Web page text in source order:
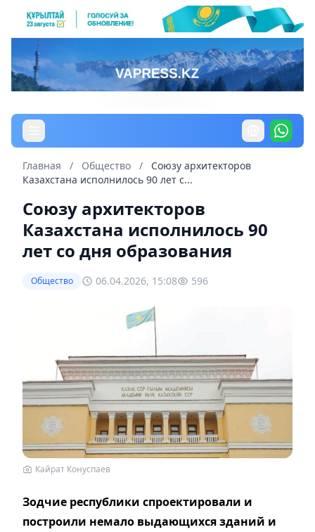
Главная / Общество /
Союзу архитекторов
Казахстана исполнилось 90 лет с...
Союзу архитекторов
Казахстана исполнилось 90
лет со дня образования
Общество 06.04.2026, 15:08 596
Кайрат Конуспаев
Зодчие республики спроектировали и
построили немало выдающихся зданий и